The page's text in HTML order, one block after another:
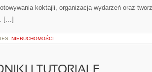
koktajli, organizacją wydarzeń oraz
[…]
NIERUCHOMOŚCI